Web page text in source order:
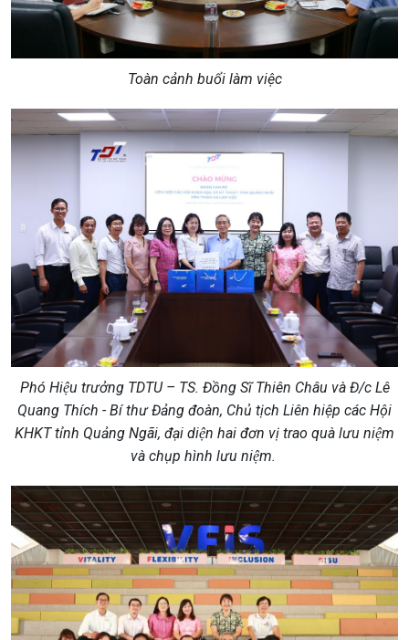
Toàn cảnh buổi làm việc
Phó Hiệu trưởng TDTU – TS. Đồng Sĩ Thiên Châu và Đ/c Lê
Quang Thích - Bí thư Đảng đoàn, Chủ tịch Liên hiệp các Hội
KHKT tỉnh Quảng Ngãi, đại diện hai đơn vị trao quà lưu niệm
và chụp hình lưu niệm.